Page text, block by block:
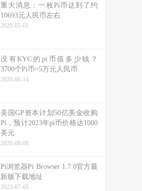
重大消息：一枚Pi币达到了约
10693元人民币左右
2020-05-01
没有KYC的pi币值多少钱？
3700个Pi币=5万元人民币
2020-06-14
美国GP资本计划50亿美金收购
Pi，预计2023年pi币价格达1000
美元
2020-08-08
Pi浏览器Pi Browser 1.7.0官方最
新版下载地址
2023-07-05